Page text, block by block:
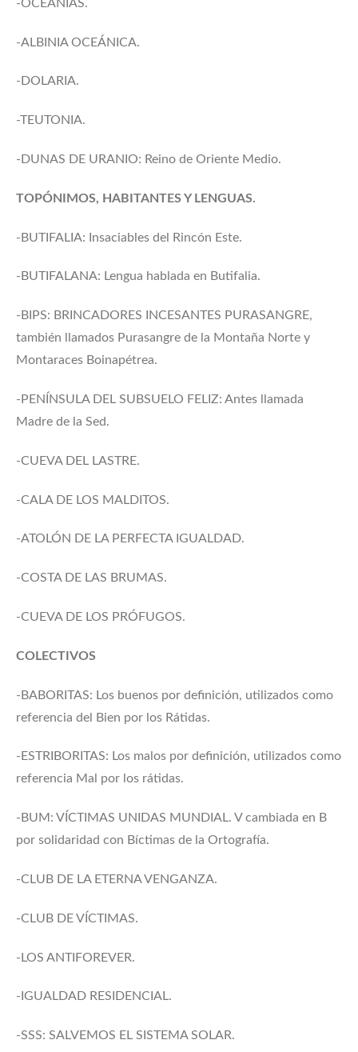
-OCEANIAS.
-ALBINIA OCEÁNICA.
-DOLARIA.
-TEUTONIA.
-DUNAS DE URANIO: Reino de Oriente Medio.
TOPÓNIMOS, HABITANTES Y LENGUAS.
-BUTIFALIA: Insaciables del Rincón Este.
-BUTIFALANA: Lengua hablada en Butifalia.
-BIPS: BRINCADORES INCESANTES PURASANGRE,
también llamados Purasangre de la Montaña Norte y
Montaraces Boinapétrea.
-PENÍNSULA DEL SUBSUELO FELIZ: Antes llamada
Madre de la Sed.
-CUEVA DEL LASTRE.
-CALA DE LOS MALDITOS.
-ATOLÓN DE LA PERFECTA IGUALDAD.
-COSTA DE LAS BRUMAS.
-CUEVA DE LOS PRÓFUGOS.
COLECTIVOS
-BABORITAS: Los buenos por definición, utilizados como
referencia del Bien por los Rátidas.
-ESTRIBORITAS: Los malos por definición, utilizados como
referencia Mal por los rátidas.
-BUM: VÍCTIMAS UNIDAS MUNDIAL. V cambiada en B
por solidaridad con Bíctimas de la Ortografía.
-CLUB DE LA ETERNA VENGANZA.
-CLUB DE VÍCTIMAS.
-LOS ANTIFOREVER.
-IGUALDAD RESIDENCIAL.
-SSS: SALVEMOS EL SISTEMA SOLAR.